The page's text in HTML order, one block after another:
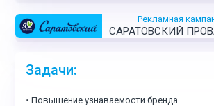
Рекламная
САРАТОВСКИЙ
Задачи:
• Повышение узнаваемости бренда